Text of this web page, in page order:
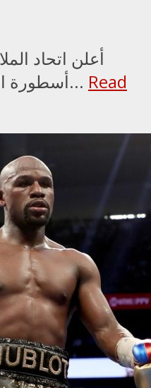
أعلن اتحاد
أسطورة الفنون القتالية المختلطة... Read